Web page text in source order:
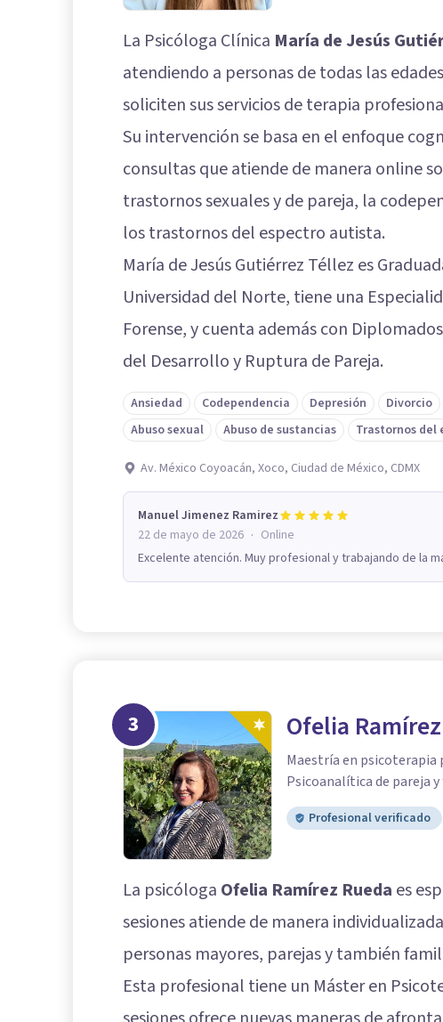
La Psicóloga Clínica María de Jesús
atendiendo a personas de todas las
soliciten sus servicios de terapia
Su intervención se basa en el enfoque
consultas que atiende de manera online
trastornos sexuales y de pareja, la
los trastornos del espectro autista.
María de Jesús Gutiérrez Téllez es
Universidad del Norte, tiene una
Forense, y cuenta además con
del Desarrollo y Ruptura de Pareja.
Ansiedad Codependencia Depresión Divorcio
Abuso sexual
Abuso de sustancias Trastornos del
Av. México Coyoacán, Xoco, Ciudad de México, CDMX
Manuel Jimenez Ramirez
22 de mayo de 2026 · Online
Excelente atención. Muy profesional y trabajando de la
3 Ofelia
Maestría en
Psicoanalítica de pareja
Profesional verificado
La psicóloga Ofelia Ramírez Rueda es
sesiones atiende de manera
personas mayores, parejas y también
Esta profesional tiene un Máster en